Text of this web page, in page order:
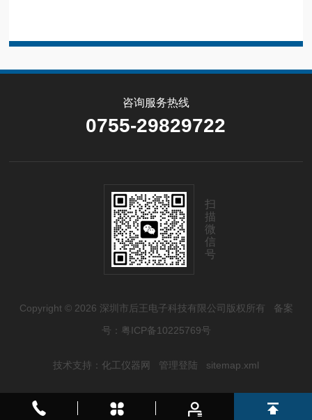
咨询服务热线
0755-29829722
扫
描
微
信
号
Copyright © 2026 深圳市后王电子科技有限公司版权所有 备案
号：粤ICP备10225769号
技术支持： 化工仪器网 管理登陆 sitemap.xml